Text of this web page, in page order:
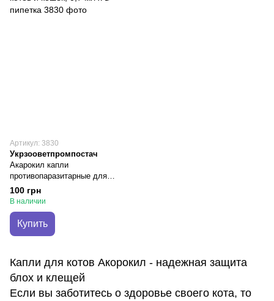
Капли для котов Акорокил - надежная защита
блох и клещей
Если вы заботитесь о здоровье своего кота, то
Артикул: 3830
Укрзооветпромпостач
Акарокил капли
противопаразитарные для
котов и кошек, 0,7 мл х 1
пипетка
100 грн
В наличии
Купить